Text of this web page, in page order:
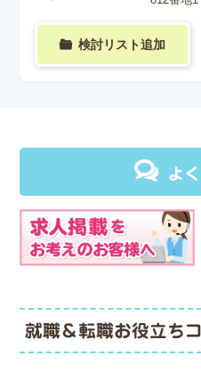
検討リスト追加
よ
就職＆転職お役立ち